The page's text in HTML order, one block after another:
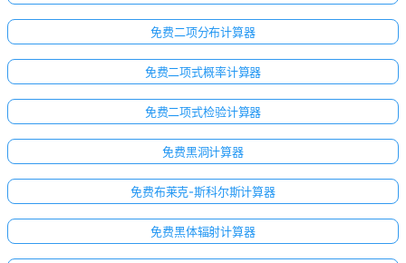
暂
免费二项分布计算器
免费二项式概率计算器
免费二项式检验计算器
免费黑洞计算器
免费布莱克-斯科尔斯计算器
免费黑体辐射计算器